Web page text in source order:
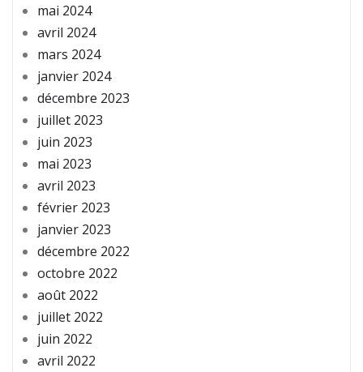
mai 2024
avril 2024
mars 2024
janvier 2024
décembre 2023
juillet 2023
juin 2023
mai 2023
avril 2023
février 2023
janvier 2023
décembre 2022
octobre 2022
août 2022
juillet 2022
juin 2022
avril 2022